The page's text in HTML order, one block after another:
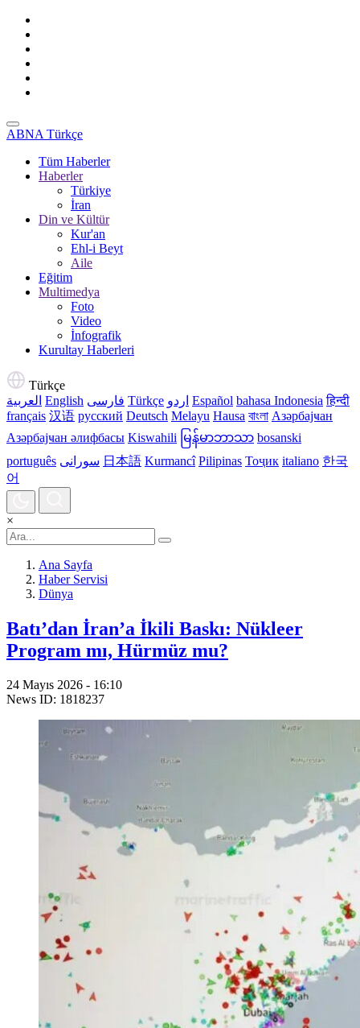
ABNA Türkçe
Tüm Haberler
Haberler
Türkiye
İran
Din ve Kültür
Kur'an
Ehl-i Beyt
Aile
Eğitim
Multimedya
Foto
Video
İnfografik
Kurultay Haberleri
Türkçe
العربية English فارسی Türkçe اردو Español bahasa Indonesia हिन्दी
français 汉语 русский Deutsch Melayu Hausa বাংলা Азәрбајҹан
Азәрбајҹан әлифбасы Kiswahili မြန်မာဘာသာ bosanski
português سورانی 日本語 Kurmancî Pilipinas Тоҷик italiano 한국
어
×
Ana Sayfa
Haber Servisi
Dünya
Batı’dan İran’a İkili Baskı: Nükleer
Program mı, Hürmüz mu?
24 Mayıs 2026 - 16:10
News ID: 1818237